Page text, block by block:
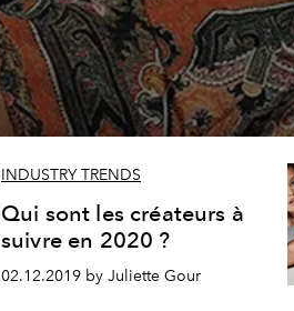
INDUSTRY TRENDS
Qui sont les créateurs à
suivre en 2020 ?
02.12.2019 by Juliette Gour